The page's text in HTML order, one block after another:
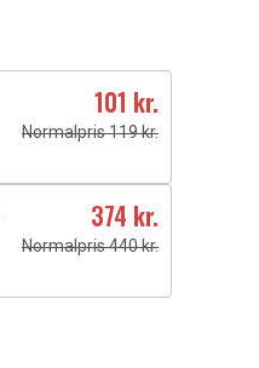
101 kr.
Normalpris 119 kr.
374 kr.
Normalpris 440 kr.